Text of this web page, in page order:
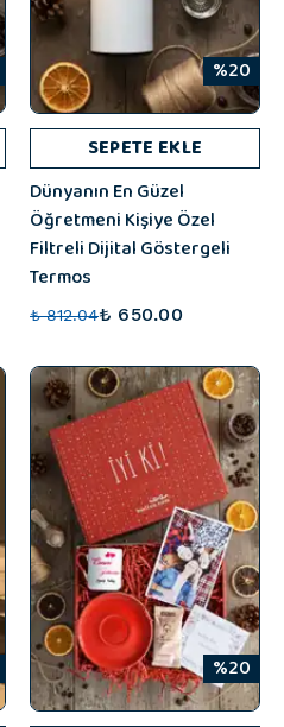
%20
SEPETE EKLE
Dünyanın En Güzel
Öğretmeni Kişiye Özel
Filtreli Dijital Göstergeli
Termos
₺ 812.04₺ 650.00
%20